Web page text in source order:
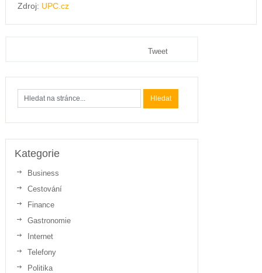
Zdroj: UPC.cz
Tweet
Kategorie
Business
Cestování
Finance
Gastronomie
Internet
Telefony
Politika